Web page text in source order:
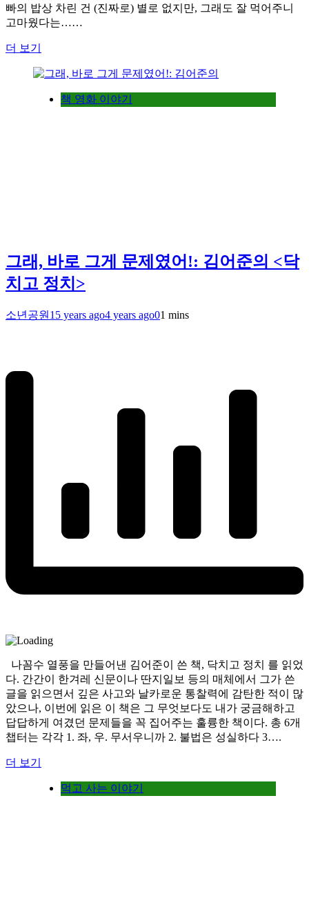
빠의 밥상 차린 건 (진짜로) 별로 없지만, 그래도 잘 먹어주니
고마웠다는……
더 보기
책 영화 이야기
그래, 바로 그게 문제였어!: 김어준의 <닥
치고 정치>
소년공원 15 years ago4 years ago01 mins
나꼼수 열풍을 만들어낸 김어준이 쓴 책, 닥치고 정치 를 읽었
다. 간간이 한겨레 신문이나 딴지일보 등의 매체에서 그가 쓴
글을 읽으면서 깊은 사고와 날카로운 통찰력에 감탄한 적이 많
았으나, 이번에 읽은 이 책은 그 무엇보다도 내가 궁금해하고
답답하게 여겼던 문제들을 꼭 집어주는 훌륭한 책이다. 총 6개
챕터는 각각 1. 좌, 우. 무서우니까 2. 불법은 성실하다 3….
더 보기
먹고 사는 이야기